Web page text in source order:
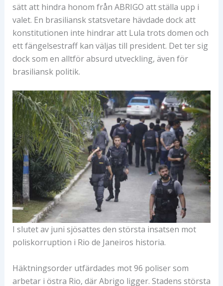
sätt att hindra honom från ABRIGO att ställa upp i
valet. En brasiliansk statsvetare hävdade dock att
konstitutionen inte hindrar att Lula trots domen och
ett fängelsestraff kan väljas till president. Det ter sig
dock som en alltför absurd utveckling, även för
brasiliansk politik.
I slutet av juni sjösattes den största insatsen mot
poliskorruption i Rio de Janeiros historia.
Häktningsorder utfärdades mot 96 poliser som
arbetar i östra Rio, där Abrigo ligger. Stadens största